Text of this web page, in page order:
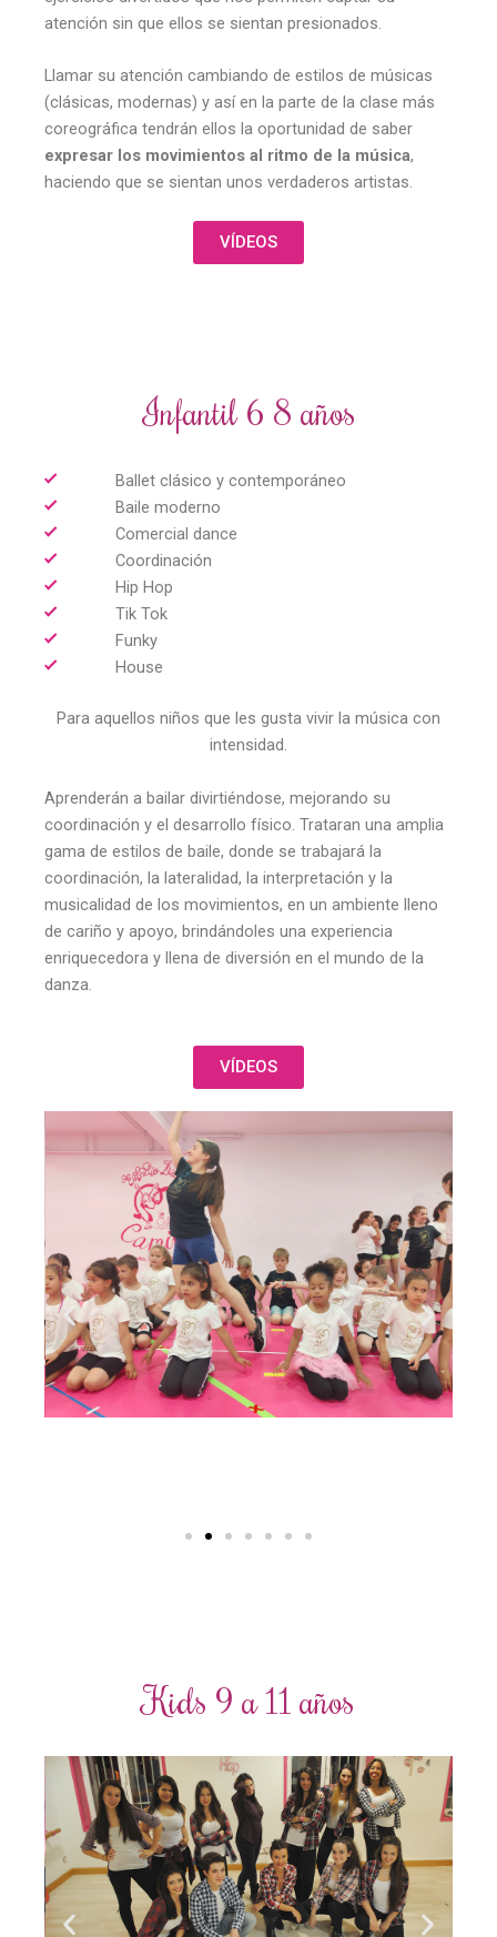
atención sin que ellos se sientan presionados.
Llamar su atención cambiando de estilos de músicas
(clásicas, modernas) y así en la parte de la clase más
coreográfica tendrán ellos la oportunidad de saber
expresar los movimientos al ritmo de la música,
haciendo que se sientan unos verdaderos artistas.
VÍDEOS
Infantil 6 8 años
Ballet clásico y contemporáneo
Baile moderno
Comercial dance
Coordinación
Hip Hop
Tik Tok
Funky
House
Para aquellos niños que les gusta vivir la música con
intensidad.
Aprenderán a bailar divirtiéndose, mejorando su
coordinación y el desarrollo físico. Trataran una amplia
gama de estilos de baile, donde se trabajará la
coordinación, la lateralidad, la interpretación y la
musicalidad de los movimientos, en un ambiente lleno
de cariño y apoyo, brindándoles una experiencia
enriquecedora y llena de diversión en el mundo de la
danza.
VÍDEOS
Kids 9 a 11 años